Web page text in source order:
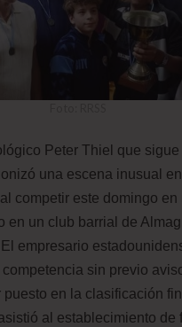
Peter Thiel que sigue
una escena inusual
competir este domingo en
en un club barrial de
empresario
sin previo
en la clasificación
al establecimiento de